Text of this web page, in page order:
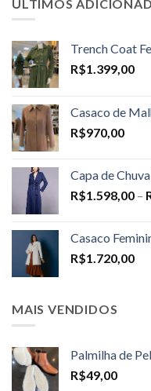
ÚLTIMOS
Trench Coat
R$1.399,00
Casaco de
R$970,00
Capa de
R$1.598,00 –
Casaco
R$1.720,00
MAIS VENDIDOS
Palmilha de
R$49,00